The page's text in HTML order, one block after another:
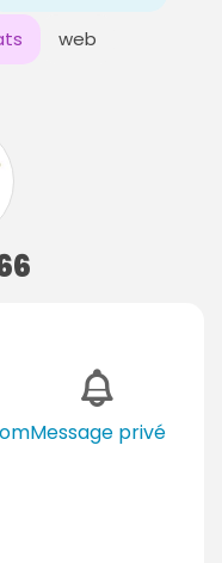
web
Message privé